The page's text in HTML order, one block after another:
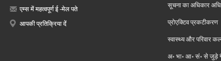
एम्स में महत्वपूर्ण ई -मेल पते
आपकी प्रतिक्रिया दें
सूचना का अधिकार
प्रोएक्टिव प्रकटीकरण
स्वास्थ्य और परिवार
अ॰ भा॰ आ॰ सं॰ से जुड़े